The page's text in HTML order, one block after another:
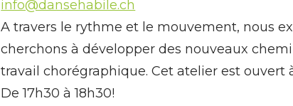
info@dansehabile.ch
A travers le rythme et le mouvement, nous
cherchons à développer des nouveaux
travail chorégraphique. Cet atelier est ouvert
De 17h30 à 18h30!